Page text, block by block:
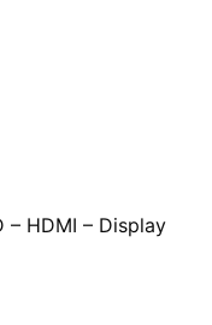
– HDMI – Display